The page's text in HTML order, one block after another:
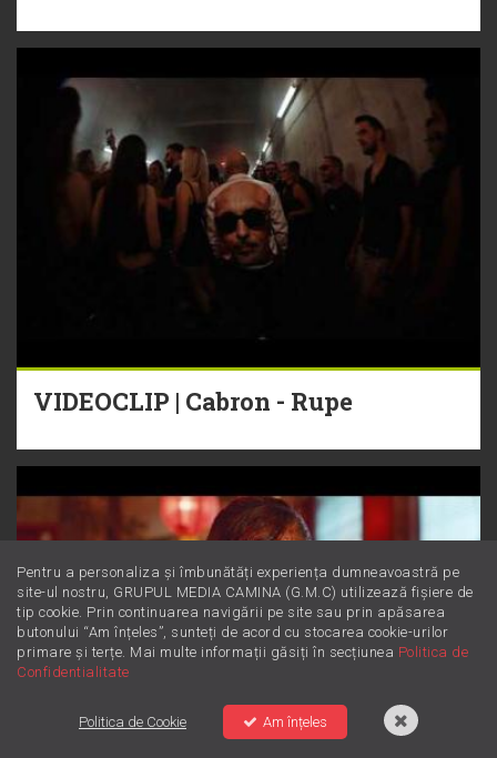
VIDEOCLIP | Cabron - Rupe
Pentru a personaliza și îmbunătăți experiența dumneavoastră pe
site-ul nostru, GRUPUL MEDIA CAMINA (G.M.C) utilizează fișiere de
tip cookie. Prin continuarea navigării pe site sau prin apăsarea
butonului “Am înțeles”, sunteți de acord cu stocarea cookie-urilor
primare și terțe. Mai multe informații găsiți în secțiunea Politica de
Confidentialitate
Politica de Cookie Am înțeles